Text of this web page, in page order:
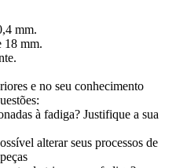
mm.
18 mm.
e no seu conhecimento
à fadiga? Justifique a sua
alterar seus processos de